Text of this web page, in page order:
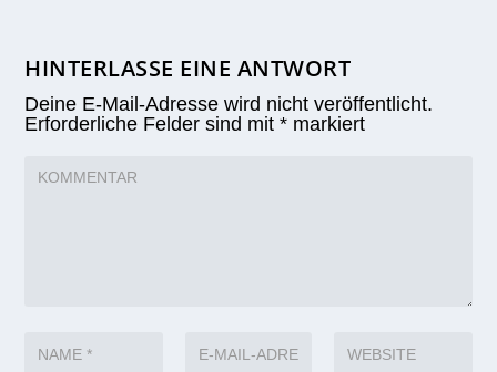
HINTERLASSE EINE ANTWORT
Deine E-Mail-Adresse wird nicht veröffentlicht.
Erforderliche Felder sind mit* markiert